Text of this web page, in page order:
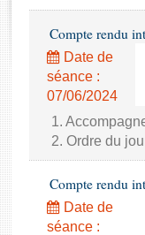
Baromètre de
Dossiers législatifs
Budget et sécurité
Questions écrites
Comptes rendus
Compte rendu
Date de
séance :
07/06/2024
1.
2. Ordre du
Compte rendu
Date de
séance :